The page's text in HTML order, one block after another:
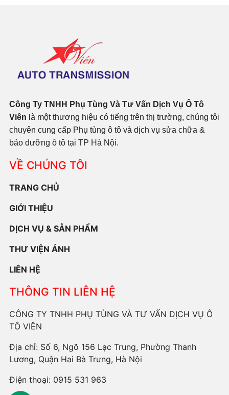
Công Ty TNHH Phụ Tùng Và Tư Vấn Dịch Vụ Ô Tô
Viên là một thương hiệu có tiếng trên thị trường, chúng tôi
chuyên cung cấp Phụ tùng ô tô và dịch vụ sửa chữa &
bảo dưỡng ô tô tại TP Hà Nội.
VỀ CHÚNG TÔI
TRANG CHỦ
GIỚI THIỆU
DỊCH VỤ & SẢN PHẨM
THƯ VIỆN ẢNH
LIÊN HỆ
THÔNG TIN LIÊN HỆ
CÔNG TY TNHH PHỤ TÙNG VÀ TƯ VẤN DỊCH VỤ Ô
TÔ VIÊN
Địa chỉ: Số 6, Ngõ 156 Lạc Trung, Phường Thanh
Lương, Quận Hai Bà Trưng, Hà Nội
Điện thoại: 0915 531 963